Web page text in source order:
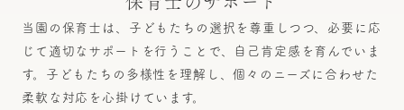
当園の保育士は、子どもたちの選択を尊重しつつ、必要に応
じて適切なサポートを行うことで、自己肯定感を育んでいま
す。子どもたちの多様性を理解し、個々のニーズに合わせた
柔軟な対応を心掛けています。